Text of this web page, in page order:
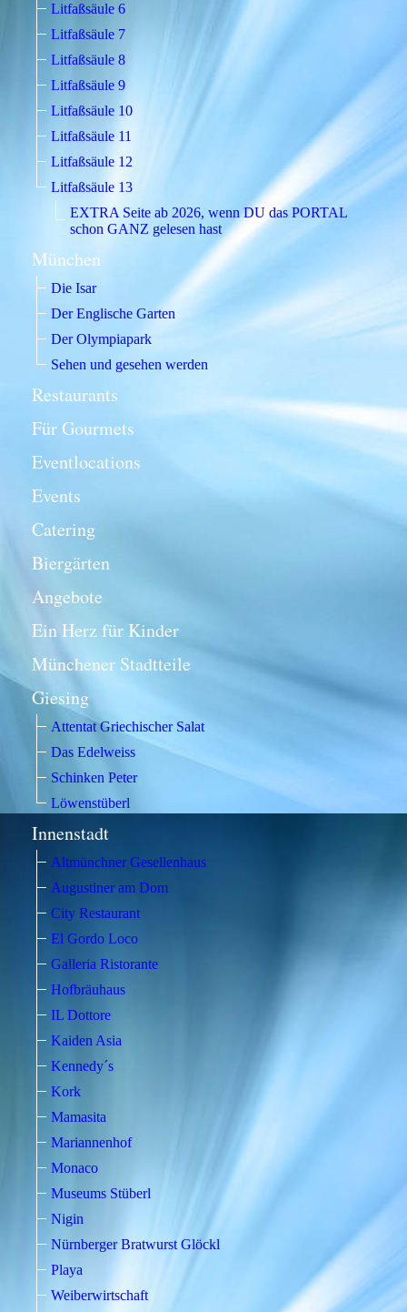
Litfaßsäule 6
Litfaßsäule 7
Litfaßsäule 8
Litfaßsäule 9
Litfaßsäule 10
Litfaßsäule 11
Litfaßsäule 12
Litfaßsäule 13
EXTRA Seite ab 2026, wenn DU das PORTAL
schon GANZ gelesen hast
München
Die Isar
Der Englische Garten
Der Olympiapark
Sehen und gesehen werden
Restaurants
Für Gourmets
Eventlocations
Events
Catering
Biergärten
Angebote
Ein Herz für Kinder
Münchener Stadtteile
Giesing
Attentat Griechischer Salat
Das Edelweiss
Schinken Peter
Löwenstüberl
Innenstadt
Altmünchner Gesellenhaus
Augustiner am Dom
City Restaurant
El Gordo Loco
Galleria Ristorante
Hofbräuhaus
IL Dottore
Kaiden Asia
Kennedy´s
Kork
Mamasita
Mariannenhof
Monaco
Museums Stüberl
Nigin
Nürnberger Bratwurst Glöckl
Playa
Weiberwirtschaft